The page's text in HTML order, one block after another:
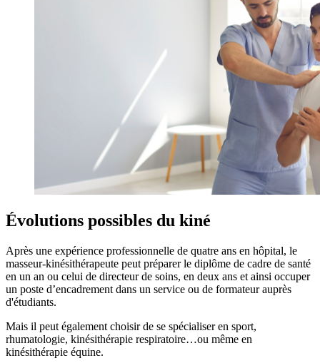
Évolutions possibles du kiné
Après une expérience professionnelle de quatre ans en hôpital, le
masseur-kinésithérapeute peut préparer le diplôme de cadre de santé
en un an ou celui de directeur de soins, en deux ans et ainsi occuper
un poste d’encadrement dans un service ou de formateur auprès
d'étudiants.
Mais il peut également choisir de se spécialiser en sport,
rhumatologie, kinésithérapie respiratoire…ou même en
kinésithérapie équine.